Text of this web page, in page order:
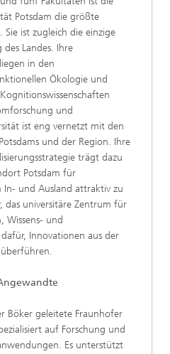
Potsdam die größte
Sie ist zugleich die einzige
Landes. Ihre
in den
Ökologie und
und
ist eng vernetzt mit den
und der Region. Ihre
trägt dazu
Potsdam für
In- und Ausland attraktiv zu
das universitäre Zentrum für
Wissens- und
Innovationen aus der
überführen.
Böker geleitete Fraunhofer
auf Forschung und
Es unterstützt